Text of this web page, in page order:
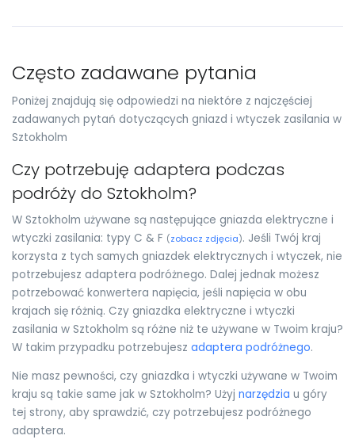
Często zadawane pytania
Poniżej znajdują się odpowiedzi na niektóre z najczęściej
zadawanych pytań dotyczących gniazd i wtyczek zasilania w
Sztokholm
Czy potrzebuję adaptera podczas
podróży do Sztokholm?
W Sztokholm używane są następujące gniazda elektryczne i
wtyczki zasilania: typy C & F (zobacz zdjęcia). Jeśli Twój kraj
korzysta z tych samych gniazdek elektrycznych i wtyczek, nie
potrzebujesz adaptera podróżnego. Dalej jednak możesz
potrzebować konwertera napięcia, jeśli napięcia w obu
krajach się różnią. Czy gniazdka elektryczne i wtyczki
zasilania w Sztokholm są różne niż te używane w Twoim kraju?
W takim przypadku potrzebujesz adaptera podróżnego.
Nie masz pewności, czy gniazdka i wtyczki używane w Twoim
kraju są takie same jak w Sztokholm? Użyj narzędzia u góry
tej strony, aby sprawdzić, czy potrzebujesz podróżnego
adaptera.